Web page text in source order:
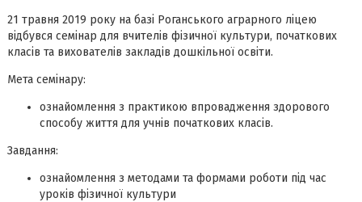
21 травня 2019 року на базі Роганського аграрного ліцею
відбувся семінар для вчителів фізичної культури, початкових
класів та вихователів закладів дошкільної освіти.
Мета семінару:
ознайомлення з практикою впровадження здорового
способу життя для учнів початкових класів.
Завдання:
ознайомлення з методами та формами роботи під час
уроків фізичної культури